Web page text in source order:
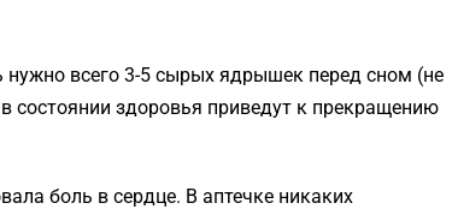
всего 3-5 сырых ядрышек перед сном (не
состоянии здоровья приведут к прекращению
боль в сердце. В аптечке никаких